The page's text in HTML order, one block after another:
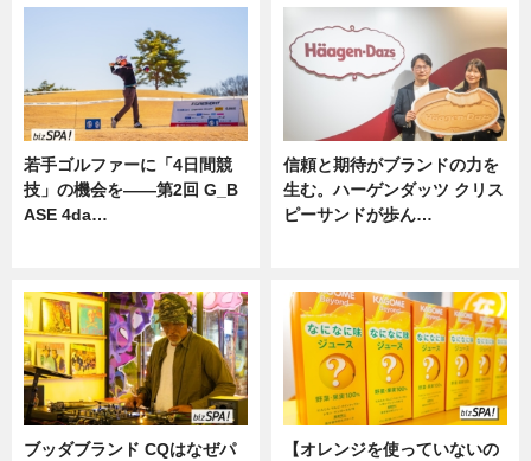
若手ゴルファーに「4日間競
技」の機会を——第2回 G_B
ASE 4da…
信頼と期待がブランドの力を
生む。ハーゲンダッツ クリス
ピーサンドが歩ん…
ブッダブランド CQはなぜパ
【オレンジを使っていないの